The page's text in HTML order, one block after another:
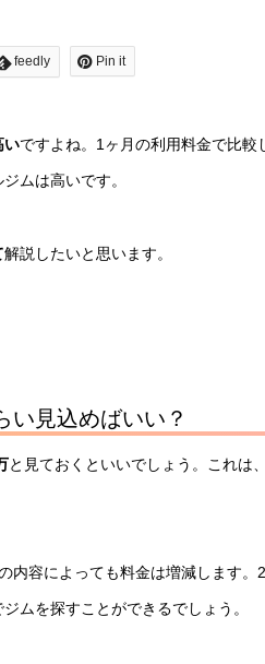
feedly Pin it
いですよね。1ヶ月の利用料金で比較
ムは高いです。
解説したいと思います。
い見込めばいい？
と見ておくといいでしょう。これは、
内容によっても料金は増減します
ムを探すことができるでしょう。